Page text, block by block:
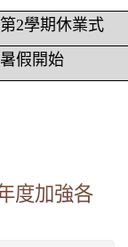
第2學期休業式
暑假開始
度加強各